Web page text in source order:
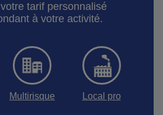
tarif personnalisé
à votre activité.
Multirisque Local pro